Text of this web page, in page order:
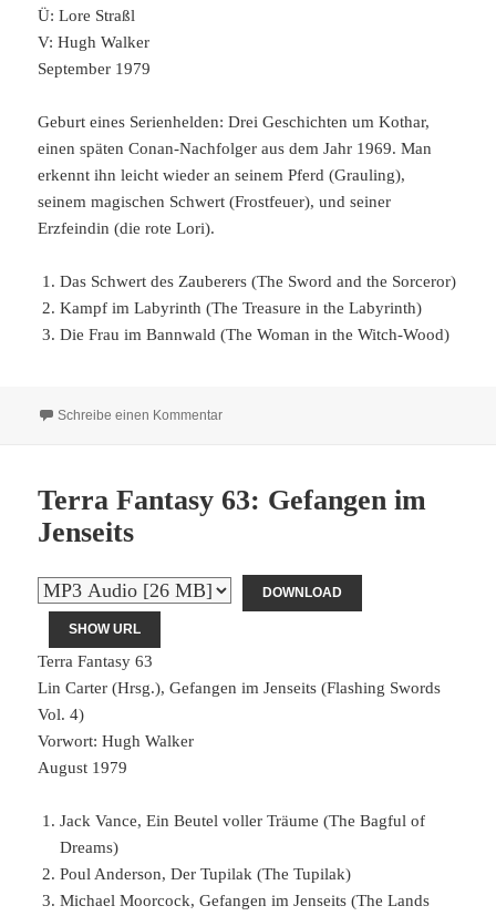
Ü: Lore Straßl
V: Hugh Walker
September 1979
Geburt eines Serienhelden: Drei Geschichten um Kothar,
einen späten Conan-Nachfolger aus dem Jahr 1969. Man
erkennt ihn leicht wieder an seinem Pferd (Grauling),
seinem magischen Schwert (Frostfeuer), und seiner
Erzfeindin (die rote Lori).
Das Schwert des Zauberers (The Sword and the Sorceror)
Kampf im Labyrinth (The Treasure in the Labyrinth)
Die Frau im Bannwald (The Woman in the Witch-Wood)
Schreibe einen Kommentarzu Terra Fantasy 64: Kampf im Labyrinth
Terra Fantasy 63: Gefangen im
Jenseits
DOWNLOAD
SHOW URL
Terra Fantasy 63
Lin Carter (Hrsg.), Gefangen im Jenseits (Flashing Swords
Vol. 4)
Vorwort: Hugh Walker
August 1979
Jack Vance, Ein Beutel voller Träume (The Bagful of
Dreams)
Poul Anderson, Der Tupilak (The Tupilak)
Michael Moorcock, Gefangen im Jenseits (The Lands